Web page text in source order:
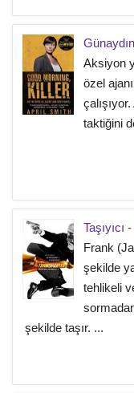
Aksiyon
özel
taktiğini
Taşıyıcı
Frank
şekilde
tehlikeli
şekilde taşır. ...